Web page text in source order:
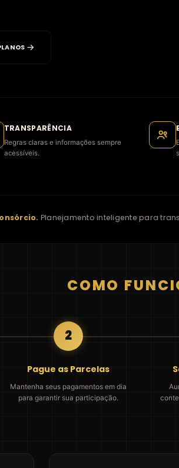
TRANSPARÊNCIA
Regras claras e informações sempre
acessíveis.
Planejamento inteligente para
COMO
2
Pague as Parcelas
Mantenha seus pagamentos em dia
para garantir sua participação.